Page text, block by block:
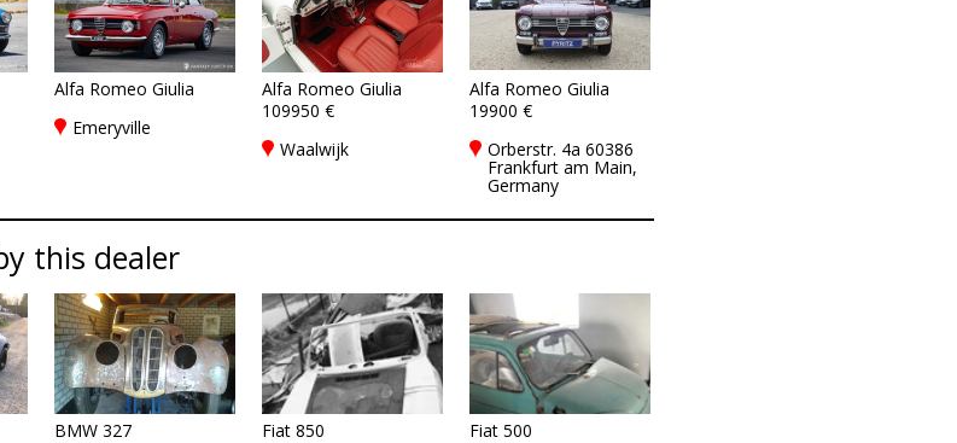
Alfa Romeo Giulia
Emeryville
Alfa Romeo Giulia
109950 €
Waalwijk
Alfa Romeo Giulia
19900 €
Orberstr. 4a 60386
Frankfurt am Main,
Germany
this dealer
BMW 327
Fiat 850
Fiat 500